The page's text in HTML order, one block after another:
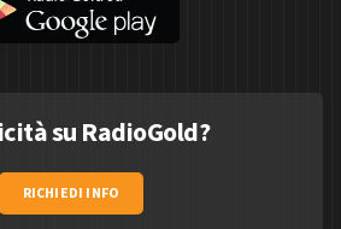
su RadioGold?
RICHIEDI INFO